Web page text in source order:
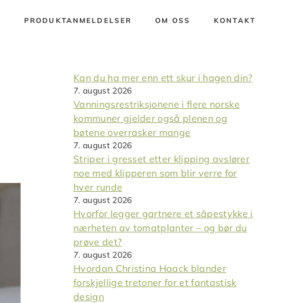
PRODUKTANMELDELSER OM OSS KONTAKT
Kan du ha mer enn ett skur i hagen din?
7. august 2026
Vanningsrestriksjonene i flere norske
kommuner gjelder også plenen og
bøtene overrasker mange
7. august 2026
Striper i gresset etter klipping avslører
noe med klipperen som blir verre for
hver runde
7. august 2026
Hvorfor legger gartnere et såpestykke i
nærheten av tomatplanter – og bør du
prøve det?
7. august 2026
Hvordan Christina Haack blander
forskjellige tretoner for et fantastisk
design